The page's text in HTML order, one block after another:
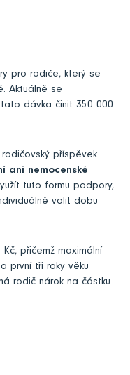
pro rodiče, který se
Aktuálně se
dávka činit 350 000
příspěvek
ani nemocenské
tuto formu podpory,
volit dobu
přičemž maximální
první tři roky věku
rodič nárok na částku